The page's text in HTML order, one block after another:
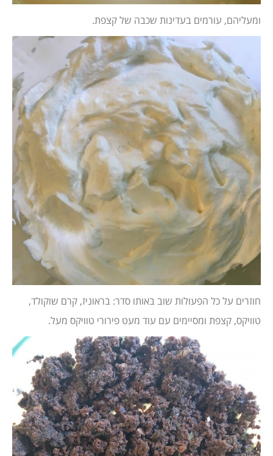
ומעליהם, עורמים בעדינות שכבה של קצפת.
חוזרים על כל הפעולות שוב באותו סדר: בראוניז, קרם שוקולד,
טוויקס, קצפת ומסיימים עם עוד מעט פירורי טוויקס מעל.